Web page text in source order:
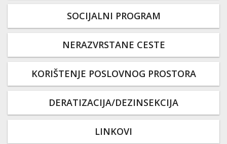
SOCIJALNI PROGRAM
NERAZVRSTANE CESTE
KORIŠTENJE POSLOVNOG PROSTORA
DERATIZACIJA/DEZINSEKCIJA
LINKOVI